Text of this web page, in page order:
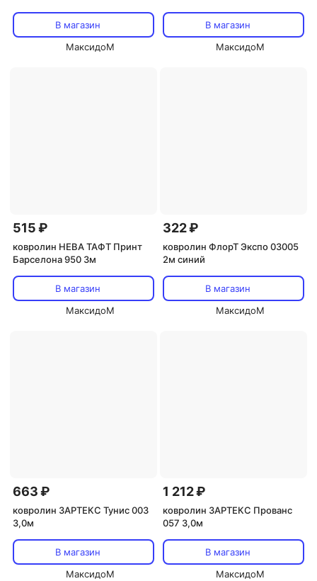
В магазин
МаксидоМ
В магазин
МаксидоМ
515 ₽
ковролин НЕВА ТАФТ Принт
Барселона 950 3м
В магазин
МаксидоМ
322 ₽
ковролин ФлорТ Экспо 03005
2м синий
В магазин
МаксидоМ
663 ₽
ковролин ЗАРТЕКС Тунис 003
3,0м
В магазин
МаксидоМ
1 212 ₽
ковролин ЗАРТЕКС Прованс
057 3,0м
В магазин
МаксидоМ